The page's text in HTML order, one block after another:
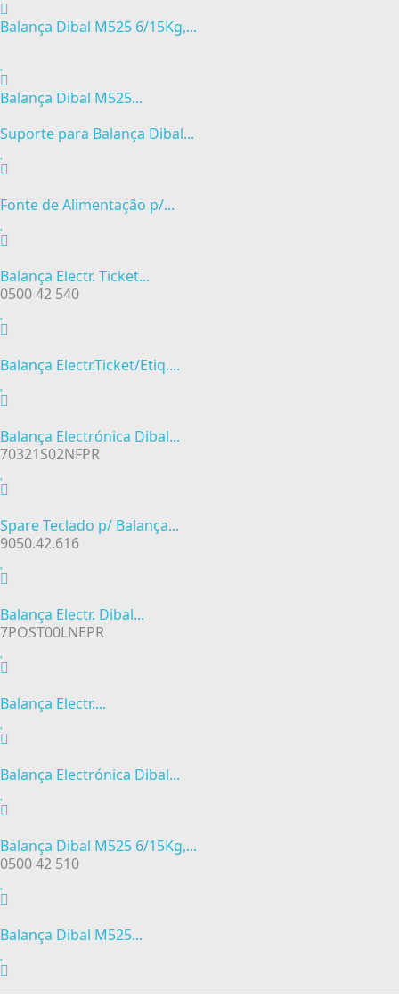
Balança Dibal M525 6/15Kg,...
Balança Dibal M525...
Suporte para Balança Dibal...
Fonte de Alimentação p/...
Balança Electr. Ticket...
0500 42 540
Balança Electr.Ticket/Etiq....
Balança Electrónica Dibal...
70321S02NFPR
Spare Teclado p/ Balança...
9050.42.616
Balança Electr. Dibal...
7POST00LNEPR
Balança Electr....
Balança Electrónica Dibal...
Balança Dibal M525 6/15Kg,...
0500 42 510
Balança Dibal M525...